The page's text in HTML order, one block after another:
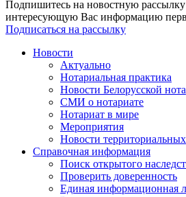
Подпишитесь на новостную
интересующую Вас информацию
Подписаться на рассылку
Новости
Актуально
Нотариальная практика
Новости Белорусской
СМИ о нотариате
Нотариат в мире
Мероприятия
Новости
Справочная информация
Поиск открытого
Проверить доверенность
Единая информационная